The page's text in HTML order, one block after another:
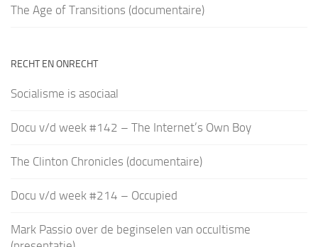
The Age of Transitions (documentaire)
RECHT EN ONRECHT
Socialisme is asociaal
Docu v/d week #142 – The Internet’s Own Boy
The Clinton Chronicles (documentaire)
Docu v/d week #214 – Occupied
Mark Passio over de beginselen van occultisme